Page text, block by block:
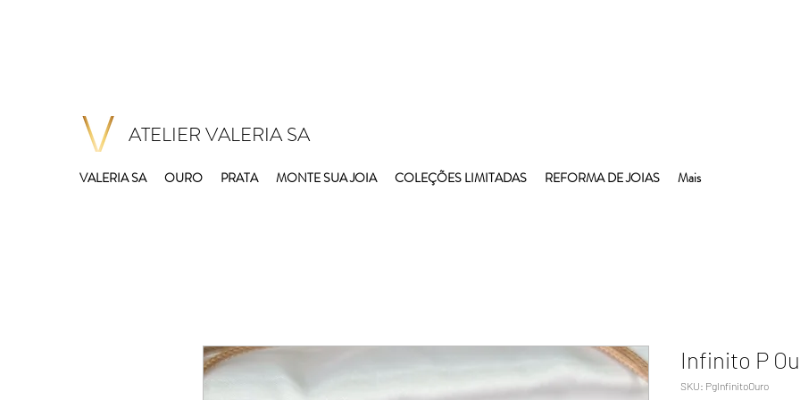
ATELIER VALERIA SA
VALERIA SA OURO PRATA MONTE SUA JOIA COLEÇÕES LIMITADAS REFORMA DE JOIAS Mais
Infinito P
SKU: PgInfinitoOuro